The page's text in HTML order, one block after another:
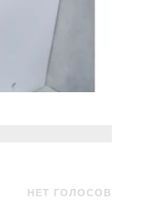
НЕТ ГОЛОСОВ